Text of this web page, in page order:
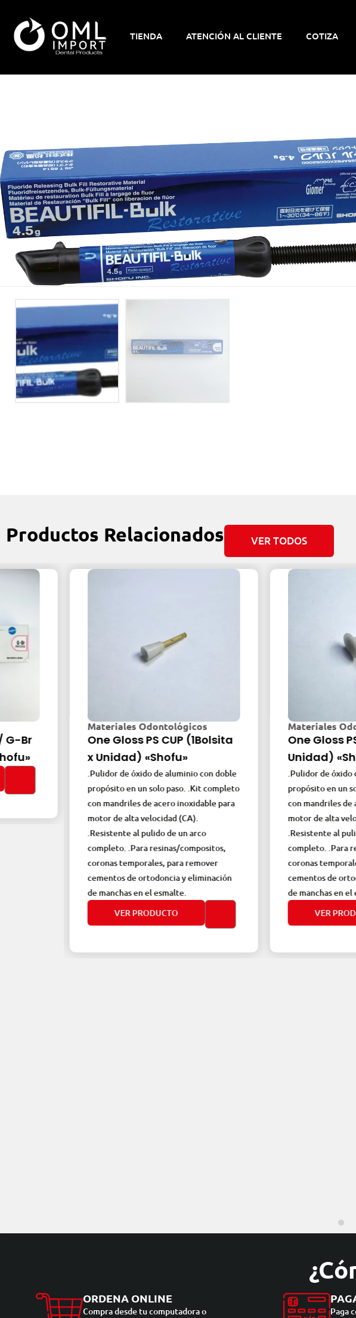
TIENDA ATENCIÓN AL CLIENTE COTIZA
Productos Relacionados VER TODOS
Materiales Odontológicos
One Gloss PS CUP (1Bolsita
x Unidad) «Shofu»
.Pulidor de óxido de aluminio con doble
propósito en un solo paso. .Kit completo
con mandriles de acero inoxidable para
motor de alta velocidad (CA).
.Resistente al pulido de un arco
completo. .Para resinas/compositos,
coronas temporales, para remover
cementos de ortodoncia y eliminación
de manchas en el esmalte.
VER PRODUCTO
Materiales Odontológicos
One Gloss PS IC
Unidad) «Shofu»
.Pulidor de óxido de aluminio con
propósito en un solo paso. .Kit
con mandriles de acero inoxidable
motor de alta velocidad (CA).
.Resistente al pulido de un arco
completo. .Para resinas/
coronas temporales, para remover
cementos de ortodoncia y
de manchas en el esmalte.
VER PRODUCTO
ORDENA ONLINE
Compra desde tu computadora o
Paga